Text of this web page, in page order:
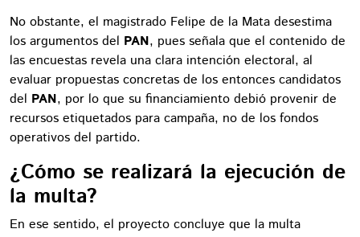
No obstante, el magistrado Felipe de la Mata desestima
los argumentos del PAN, pues señala que el contenido de
las encuestas revela una clara intención electoral, al
evaluar propuestas concretas de los entonces candidatos
del PAN, por lo que su financiamiento debió provenir de
recursos etiquetados para campaña, no de los fondos
operativos del partido.
¿Cómo se realizará la ejecución de
la multa?
En ese sentido, el proyecto concluye que la multa